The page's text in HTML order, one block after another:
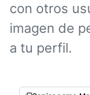
con otros
imagen de
a tu perfil.